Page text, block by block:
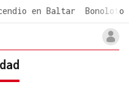
en Baltar Bonoloto